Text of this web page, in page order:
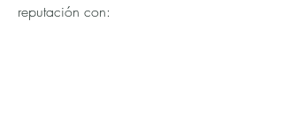
reputación con: